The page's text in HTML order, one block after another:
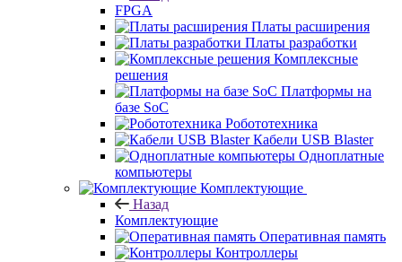
FPGA
Платы расширения
Платы разработки
Комплексные
решения
Платформы на
базе SoC
Робототехника
Кабели USB Blaster
Одноплатные
компьютеры
Комплектующие
Назад
Комплектующие
Оперативная память
Контроллеры